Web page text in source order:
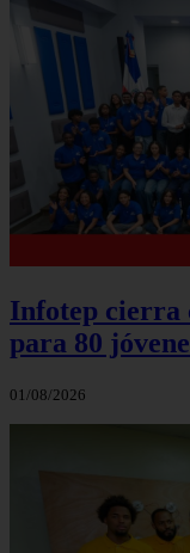
Infotep cierra
para 80
01/08/2026